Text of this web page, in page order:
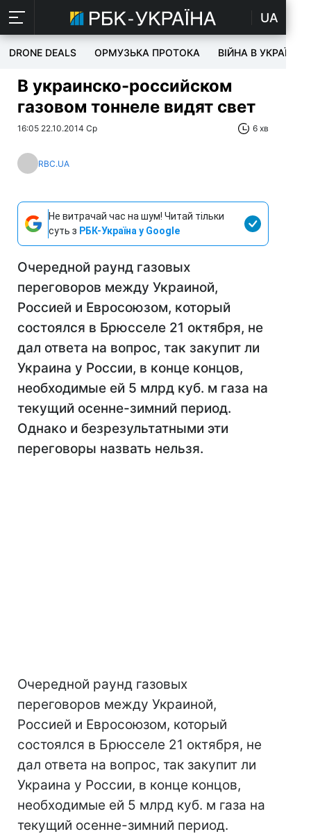
UA
DRONE DEALS ОРМУЗЬКА ПРОТОКА ВІЙНА В УКРАЇНІ
В украинско-российском
газовом тоннеле видят свет
16:05 22.10.2014 Ср 6 хв
RBC.UA
Не витрачай час на шум! Читай тільки
суть з РБК-Україна у Google
Очередной раунд газовых
переговоров между Украиной,
Россией и Евросоюзом, который
состоялся в Брюсселе 21 октября, не
дал ответа на вопрос, так закупит ли
Украина у России, в конце концов,
необходимые ей 5 млрд куб. м газа на
текущий осенне-зимний период.
Однако и безрезультатными эти
переговоры назвать нельзя.
Очередной раунд газовых
переговоров между Украиной,
Россией и Евросоюзом, который
состоялся в Брюсселе 21 октября, не
дал ответа на вопрос, так закупит ли
Украина у России, в конце концов,
необходимые ей 5 млрд куб. м газа на
текущий осенне-зимний период.